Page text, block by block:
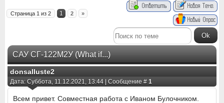
Страница 1 из 2 1 2 »
САУ СГ-122М2У (What if...)
donsalluste2
Дата: Суббота, 11.12.2021, 13:44 | Сообщение # 1
Всем привет. Совместная работа с Иваном Булочником.